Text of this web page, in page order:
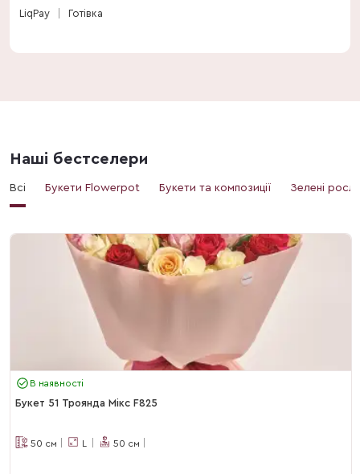
LiqPay Готівка
Наші бестселери
Всі Букети Flowerpot Букети та композиції Зелені
В наявності
Букет 51 Троянда Мікс F825
50 см L 50 см